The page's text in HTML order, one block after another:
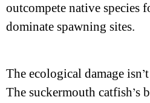
outcompete native species
dominate spawning sites.
The ecological damage
The suckermouth catfish’s